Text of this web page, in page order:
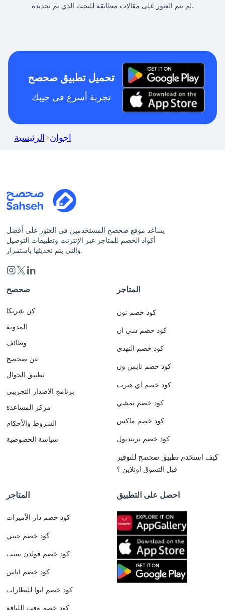
لم يتم العثور على مقالات مطابقة للبحث الذي تم تحديده.
تحميل تطبيق صحصح
تجربة أسرع في جيبك
الرئيسية>اجوان
يساعد موقع صحصح المستخدمين في العثور على أفضل
أكواد الخصم للمتاجر عبر الإنترنت وتطبيقات التوصيل
والتي يتم تحديثها باستمرار.
صحصح
كن شريكا
المدونة
وظائف
عن صحصح
تطبيق الجوال
برنامج الاصدار التجريبي
مركز المساعدة
الشروط والأحكام
سياسة الخصوصية
المتاجر
كود خصم نون
كود خصم شي ان
كود خصم النهدي
كود خصم نايس ون
كود خصم اي هيرب
كود خصم نمشي
كود خصم ماكس
كود خصم ترينديول
كيف استخدم تطبيق صحصح للتوفير
قبل التسوق اونلاين ؟
المتاجر
كود خصم دار الأميرات
كود خصم جيني
كود خصم قولدن سنت
كود خصم اناس
كود خصم ايوا للنظارات
كود خصم وقت اللياقة
احصل على التطبيق